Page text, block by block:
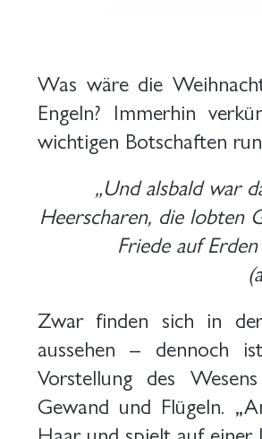
Was wäre die
Engeln? Immerhin
wichtigen Botschaften
„Und alsbald war
Heerscharen, die lobten
Friede auf
Zwar finden sich in
aussehen – dennoch
Vorstellung des
Gewand und Flügeln.